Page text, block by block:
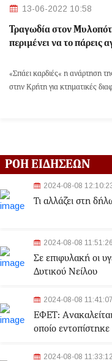
13-06-2022 10:58
Τραγωδία στον
περιμένει να το πάρεις
«Σπάει καρδιές« η ανάρτηση
στην Κρήτη για κτηματικές
ΡΟΗ ΕΙΔΗΣΕΩΝ
2024-08-08
Τι αλλάζει στη
2024-08-08 11:51:26
Σε επιφυλακή οι
Δυτικού Νείλου
2024-08-08 11:41:07
ΕΦΕΤ:
οποίο
2024-08-08 11:33:12